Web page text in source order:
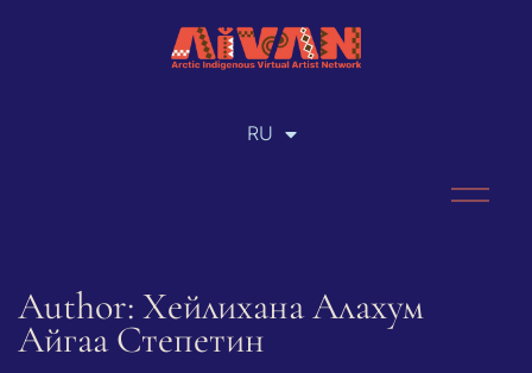
RU
EN
Author: Хейлихана Алахум
Айгаа Степетин